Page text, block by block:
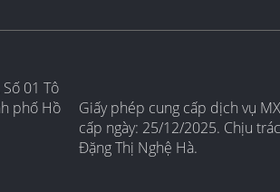
01 Tô
phố Hồ
Giấy phép cung cấp dịch vụ
cấp ngày: 25/12/2025. Chịu
Đặng Thị Nghệ Hà.